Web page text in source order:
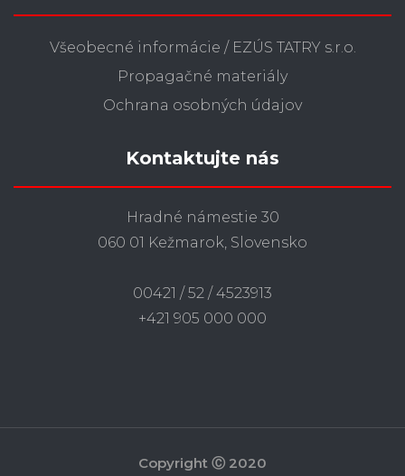
Všeobecné informácie / EZÚS TATRY s.r.o.
Propagačné materiály
Ochrana osobných údajov
Kontaktujte nás
Hradné námestie 30
060 01 Kežmarok, Slovensko
00421 / 52 / 4523913
+421 905 000 000
Copyright Ⓒ 2020